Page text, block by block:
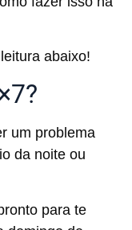
abaixo!
um problema
da noite ou
para te